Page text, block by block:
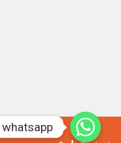
reserved.